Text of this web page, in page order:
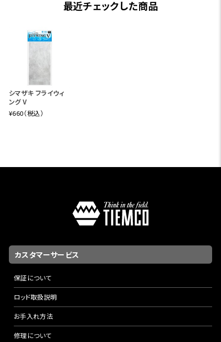
最近チェックした商品
シマザキ フライウィ
ング V
¥660（税込）
カスタマーサービス
保証について
ロッド取扱説明
お手入れ方法
修理について